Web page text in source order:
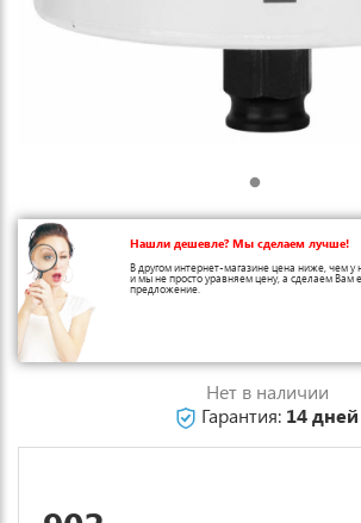
Нашли дешевле? Мы сделаем лучше!
В другом интернет-магазине цена ниже, чем у
и мы не просто уравняем цену, а сделаем Вам
предложение.
Нет в наличии
Гарантия: 14 дней